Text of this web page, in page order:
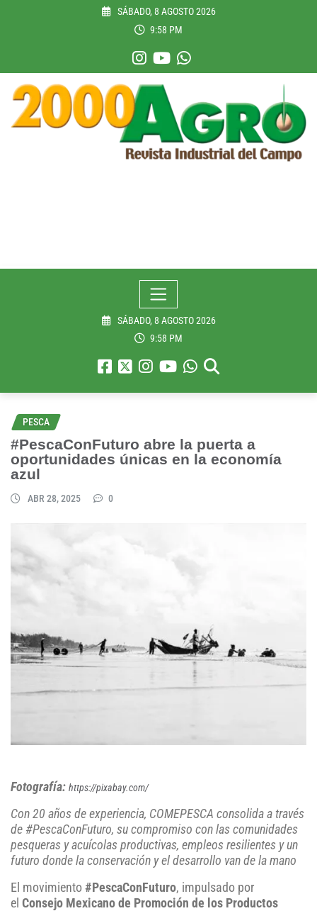
SÁBADO, 8 AGOSTO 2026
9:58 PM
SÁBADO, 8 AGOSTO 2026
9:58 PM
PESCA
#PescaConFuturo abre la puerta a
oportunidades únicas en la economía
azul
ABR 28, 2025 0
Fotografía: https://pixabay.com/
Con 20 años de experiencia, COMEPESCA consolida a través
de #PescaConFuturo, su compromiso con las comunidades
pesqueras y acuícolas productivas, empleos resilientes y un
futuro donde la conservación y el desarrollo van de la mano
El movimiento #PescaConFuturo, impulsado por
el Consejo Mexicano de Promoción de los Productos